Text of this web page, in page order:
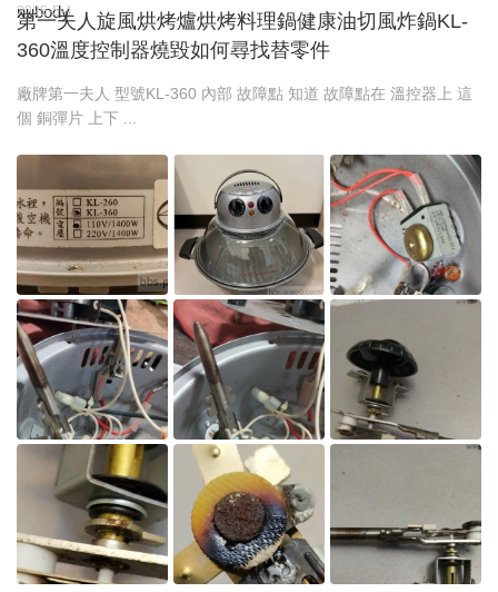
nubody
2025-5-4
第一夫人旋風烘烤爐烘烤料理鍋健康油切風炸鍋KL-
360溫度控制器燒毀如何尋找替零件
廠牌第一夫人 型號KL-360 內部 故障點 知道 故障點在 溫控器上 這
個 銅彈片 上下 ...